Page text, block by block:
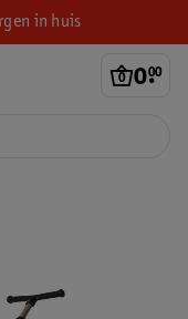
in huis
0.
00